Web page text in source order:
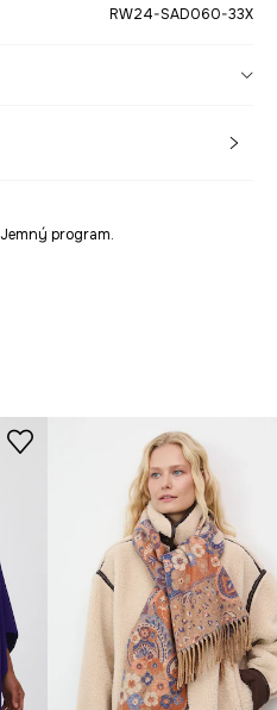
RW24-SAD060-33X
program.